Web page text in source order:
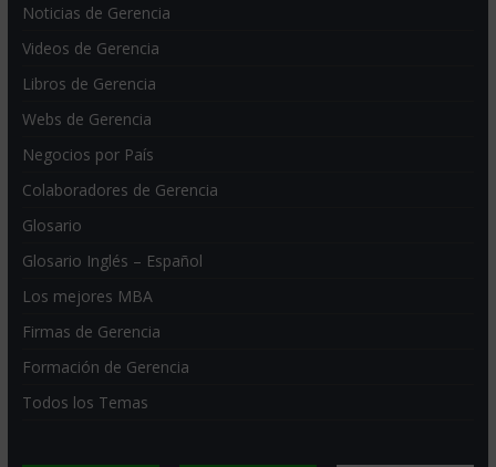
Noticias de Gerencia
Videos de Gerencia
Libros de Gerencia
Webs de Gerencia
Negocios por País
Colaboradores de Gerencia
Glosario
Glosario Inglés – Español
Los mejores MBA
Firmas de Gerencia
Formación de Gerencia
Todos los Temas